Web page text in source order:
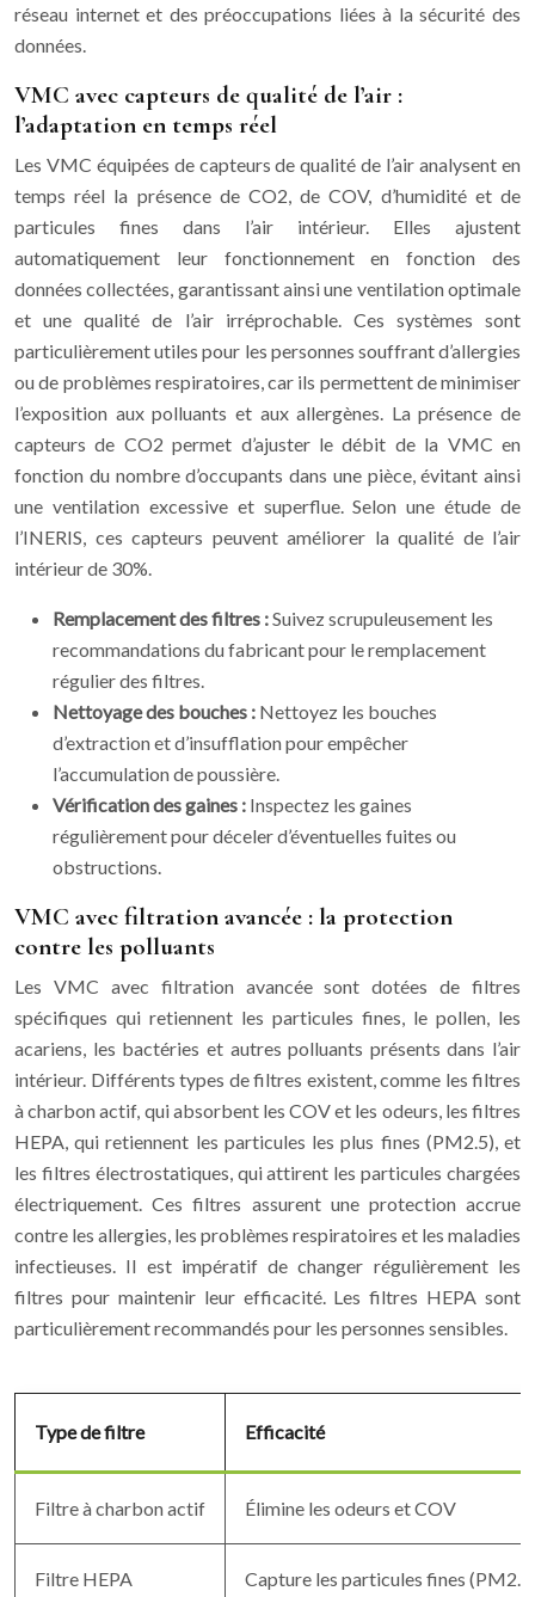
réseau internet et des préoccupations liées à la sécurité des
données.
VMC avec capteurs de qualité de l’air :
l’adaptation en temps réel
Les VMC équipées de capteurs de qualité de l’air analysent en
temps réel la présence de CO2, de COV, d’humidité et de
particules fines dans l’air intérieur. Elles ajustent
automatiquement leur fonctionnement en fonction des
données collectées, garantissant ainsi une ventilation optimale
et une qualité de l’air irréprochable. Ces systèmes sont
particulièrement utiles pour les personnes souffrant d’allergies
ou de problèmes respiratoires, car ils permettent de minimiser
l’exposition aux polluants et aux allergènes. La présence de
capteurs de CO2 permet d’ajuster le débit de la VMC en
fonction du nombre d’occupants dans une pièce, évitant ainsi
une ventilation excessive et superflue. Selon une étude de
l’INERIS, ces capteurs peuvent améliorer la qualité de l’air
intérieur de 30%.
Remplacement des filtres :Suivez scrupuleusement les
recommandations du fabricant pour le remplacement
régulier des filtres.
Nettoyage des bouches : Nettoyez les bouches
d’extraction et d’insufflation pour empêcher
l’accumulation de poussière.
Vérification des gaines : Inspectez les gaines
régulièrement pour déceler d’éventuelles fuites ou
obstructions.
VMC avec filtration avancée : la protection
contre les polluants
Les VMC avec filtration avancée sont dotées de filtres
spécifiques qui retiennent les particules fines, le pollen, les
acariens, les bactéries et autres polluants présents dans l’air
intérieur. Différents types de filtres existent, comme les filtres
à charbon actif, qui absorbent les COV et les odeurs, les filtres
HEPA, qui retiennent les particules les plus fines (PM2.5), et
les filtres électrostatiques, qui attirent les particules chargées
électriquement. Ces filtres assurent une protection accrue
contre les allergies, les problèmes respiratoires et les maladies
infectieuses. Il est impératif de changer régulièrement les
filtres pour maintenir leur efficacité. Les filtres HEPA sont
particulièrement recommandés pour les personnes sensibles.
Type de filtre Efficacité
Filtre à charbon actif Élimine les odeurs et COV
Filtre HEPA Capture les particules fines